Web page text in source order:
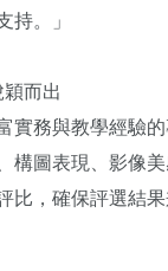
持。」
穎而出
實務與教學經驗
構圖表現、影像
比，確保評選結